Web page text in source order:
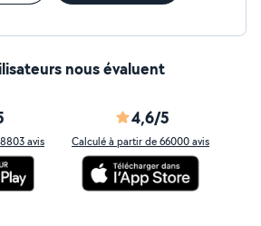
nous évaluent
avis
4,6/5
Calculé à partir de 66000 avis